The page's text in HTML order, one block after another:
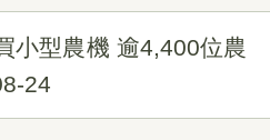
小型農機 逾4,400位農
24